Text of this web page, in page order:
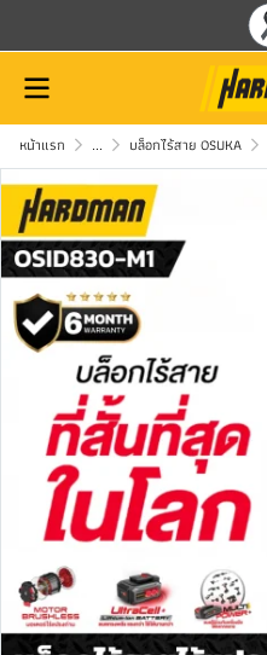
หน้าแรก ... บล็อกไร้สาย OSUKA